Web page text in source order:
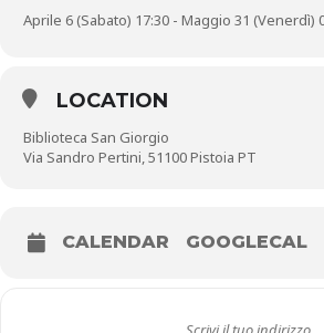
Aprile 6 (Sabato) 17:30 - Maggio 31 (Venerdì)
LOCATION
Biblioteca San Giorgio
Via Sandro Pertini, 51100 Pistoia PT
CALENDAR GOOGLECAL